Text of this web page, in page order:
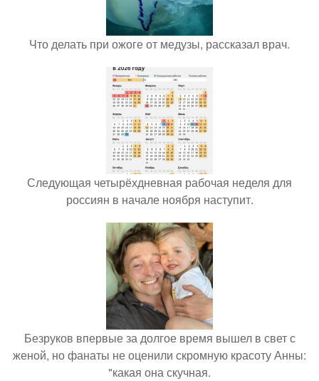
Что делать при ожоге от медузы, рассказал врач.
Следующая четырёхдневная рабочая неделя для
россиян в начале ноября наступит.
Безруков впервые за долгое время вышел в свет с
женой, но фанаты не оценили скромную красоту Анны:
"какая она скучная.